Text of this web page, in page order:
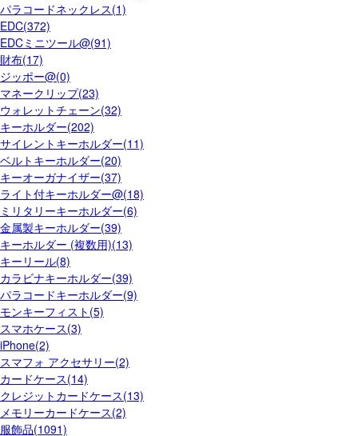
パラコードネックレス(1)
EDC(372)
EDCミニツール@(91)
財布(17)
ジッポー@(0)
マネークリップ(23)
ウォレットチェーン(32)
キーホルダー(202)
サイレントキーホルダー(11)
ベルトキーホルダー(20)
キーオーガナイザー(37)
ライト付キーホルダー@(18)
ミリタリーキーホルダー(6)
金属製キーホルダー(39)
キーホルダー (複数用)(13)
キーリール(8)
カラビナキーホルダー(39)
パラコードキーホルダー(9)
モンキーフィスト(5)
スマホケース(3)
iPhone(2)
スマフォ アクセサリー(2)
カードケース(14)
クレジットカードケース(13)
メモリーカードケース(2)
服飾品(1091)